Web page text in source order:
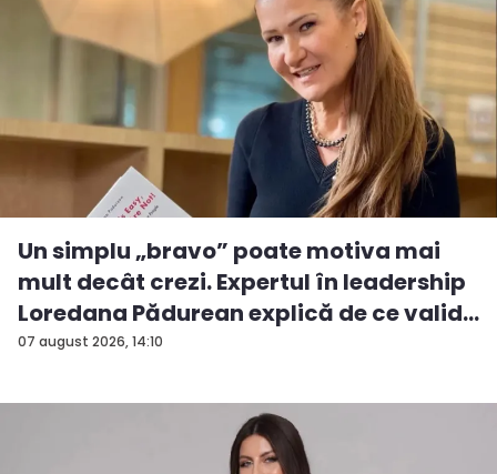
07 august 2026, 14:10
Un simplu „bravo” poate motiva mai
mult decât crezi. Expertul în leadership
Loredana Pădurean explică de ce valid...